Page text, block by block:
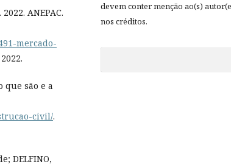
ANEPAC.
mercado-
que são e a
civil/.
DELFINO,
devem conter menção ao(s)
nos créditos.